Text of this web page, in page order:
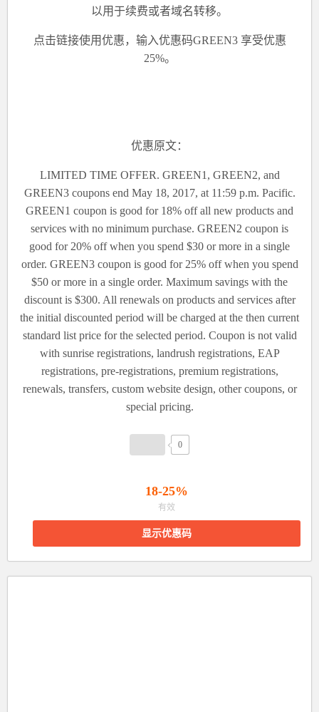
以用于续费或者域名转移。
点击链接使用优惠， 输入优惠码GREEN3 享受优惠
25%。
优惠原文：
LIMITED TIME OFFER. GREEN1, GREEN2, and
GREEN3 coupons end May 18, 2017, at 11:59 p.m. Pacific.
GREEN1 coupon is good for 18% off all new products and
services with no minimum purchase. GREEN2 coupon is
good for 20% off when you spend $30 or more in a single
order. GREEN3 coupon is good for 25% off when you spend
$50 or more in a single order. Maximum savings with the
discount is $300. All renewals on products and services after
the initial discounted period will be charged at the then current
standard list price for the selected period. Coupon is not valid
with sunrise registrations, landrush registrations, EAP
registrations, pre-registrations, premium registrations,
renewals, transfers, custom website design, other coupons, or
special pricing.
0
18-25%
有效
显示优惠码